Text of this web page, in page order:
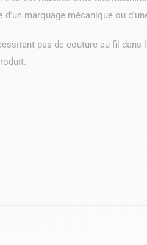
marquage mécanique ou
pas de couture au fil dans